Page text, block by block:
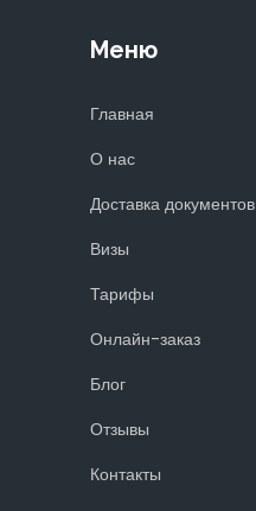
Меню
Главная
О нас
Доставка документов
Визы
Тарифы
Онлайн-заказ
Блог
Отзывы
Контакты